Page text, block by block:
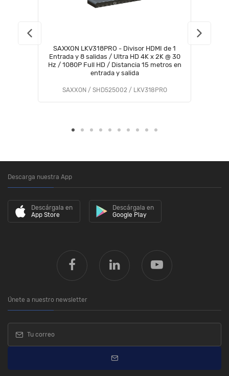
SAXXON LKV318PRO - Divisor HDMI de 1
Entrada y 8 salidas / Ultra HD 4K x 2K @ 30
Hz / 1080P Full HD / Distancia 15 metros en
entrada y salida
SAXXON / SHD525002 / LKV318PRO
Descarga nuestra App
Descárgala en
App Store
Descárgala en
Google Play
Únete a nuestro newsletter